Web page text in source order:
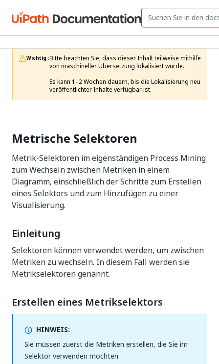
Wichtig :Bitte beachten Sie, dass dieser Inhalt teilweise mithilfe
von maschineller Übersetzung lokalisiert wurde.
Es kann 1–2 Wochen dauern, bis die Lokalisierung neu
veröffentlichter Inhalte verfügbar ist.
Metrische Selektoren
Metrik-Selektoren im eigenständigen Process Mining
zum Wechseln zwischen Metriken in einem
Diagramm, einschließlich der Schritte zum Erstellen
eines Selektors und zum Hinzufügen zu einer
Visualisierung.
Einleitung
Selektoren können verwendet werden, um zwischen
Metriken zu wechseln. In diesem Fall werden sie
Metrikselektoren genannt.
Erstellen eines Metrikselektors
HINWEIS:
Sie müssen zuerst die Metriken erstellen, die Sie im
Selektor verwenden möchten.